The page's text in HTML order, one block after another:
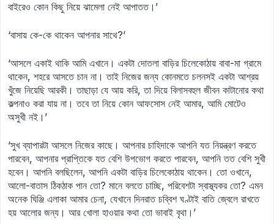
বাইরেও কোন কিছু নিয়ে ঝামেলা নেই আপাতত।’
‘বাসায় কে-কে থাকেন আপনার সাথে?’
‘আসলে একাই থাকি আমি এখানে। একটা দোতলা বাড়ির চিলেকোঠায় বাবা-মা গ্রামে
থাকেন, শহরে আসতে চান না। তাই নিজের জন্য কোনমতে চলনসই একটা আশ্রয়
খুঁজে নিয়েছি আরকী। তাছাড়া যে আয় করি, তা দিয়ে বিলাসবহুল জীবন কাটানোর কথা
কল্পনাও করা যায় না। তবে তা নিয়ে কোন আফসোস নেই আমার, আমি মোটেও
অসুখী নই।’
‘সুখ ব্যাপারটা আসলে নিজের কাছে। আপনার চাহিদাকে আপনি যত নিয়ন্ত্রণ করতে
পারবেন, আপনার প্রাপ্তিকে যত বেশি উপভোগ করতে পারবেন, আপনি তত বেশি সুখী
হবেন। আপনি বলছিলেন, আপনি একটা বাড়ির চিলেকোঠায় থাকেন। তো ওখানে,
আলো-বাতাস ঠিকঠাক পান তো? মানে বলতে চাচ্ছি, পরিবেশটা স্বাস্থ্যকর তো? এমন
অনেক ঘিঞ্জি এলাকা আমার চেনা, যেখানে দিনরাত চব্বিশ ঘণ্টাই বাতি জ্বেলে রাখতে
হয় আলোর জন্য। আর খোলা হাওয়ার কথা তো ভাবাই বৃথা।’